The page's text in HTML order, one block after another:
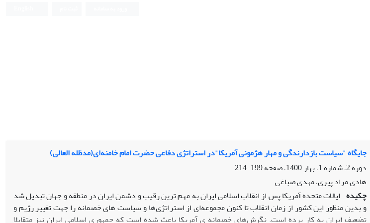
جایگاه "سیاست بازدارندگی و مهار هژمونی آمریکا"در استراتژی دفاعی حضرت امام خامنه‌ای(مدظله العالی)
دوره 2، شماره 1، بهار 1400، صفحه
199-214
هادی مراد پیری، مهدی صباغی
چکیده ایالات متحده آمریکا پس از انقلاب اسلامی ایران به مهم ترین رقیب و دشمن ایران در منطقه و جهان تبدیل شد
و بدین منظور این کشور از زمان انقلاب تا کنون مجموعه‌ای از استراتژی‌ها و سیاست های خصمانه را جهت تغییر رژیم و
تضعیف ایران به کار برده است. نگرش‌های خصمانه ی آمریکا باعث شده است که جمهوری اسلامی ایران نیز متقابلا